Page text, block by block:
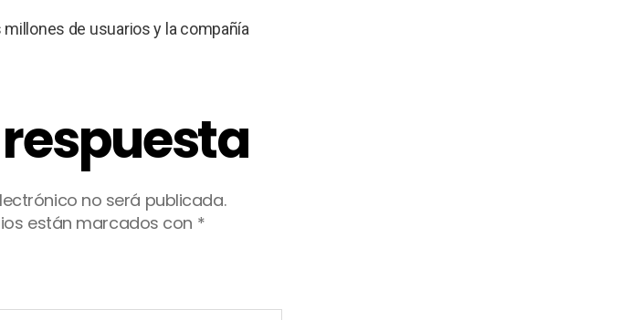
de usuarios y la compañía
no será publicada.
están marcados con *